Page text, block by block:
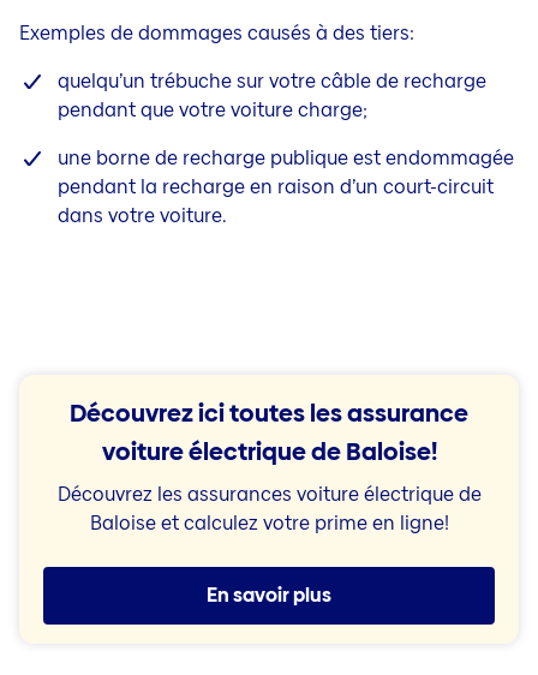
Exemples de dommages causés à des tiers:
quelqu’un trébuche sur votre câble de recharge
pendant que votre voiture charge;
une borne de recharge publique est endommagée
pendant la recharge en raison d’un court-circuit
dans votre voiture.
Découvrez ici toutes les assurance
voiture électrique de Baloise!
Découvrez les assurances voitureélectrique de
Baloise et calculez votre prime en ligne!
En savoir plus